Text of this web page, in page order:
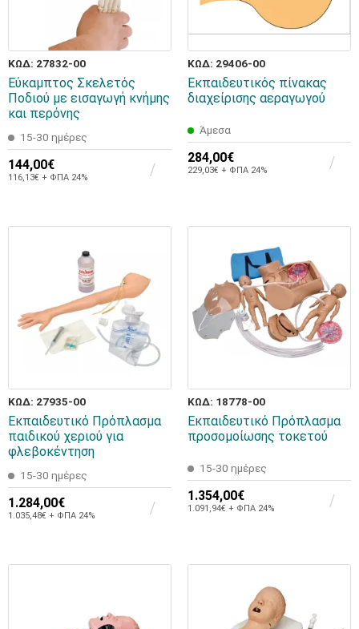
ΚΩΔ: 27832-00
Εύκαμπτος Σκελετός
Ποδιού με εισαγωγή κνήμης
και περόνης
15-30 ημέρες
144,00€
116,13€ + ΦΠΑ 24%
ΚΩΔ: 29406-00
Εκπαιδευτικός πίνακας
διαχείρισης αεραγωγού
Άμεσα
284,00€
229,03€ + ΦΠΑ 24%
ΚΩΔ: 27935-00
Εκπαιδευτικό Πρόπλασμα
παιδικού χεριού για
φλεβοκέντηση
15-30 ημέρες
1.284,00€
1.035,48€ + ΦΠΑ 24%
ΚΩΔ: 18778-00
Εκπαιδευτικό Πρόπλασμα
προσομοίωσης τοκετού
15-30 ημέρες
1.354,00€
1.091,94€ + ΦΠΑ 24%